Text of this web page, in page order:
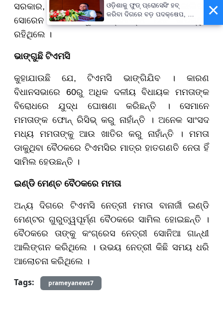
ସରକାର, ପ୍ରସୁନ ବାନାର୍ଜୀ, ଜଗଦୀଶ ବସୁନିୟା, କାଲିପଦ
ସୋରେନ ଏବଂ ଅରୁପ ଚକ୍ରବର୍ତ୍ତୀ ଆଦି ଉପସ୍ଥିତ
ରହିଥିଲେ ।
ଭାଙ୍ଗୁଛି ଟିଏମସି
କୁହାଯାଉଛି ଯେ, ଟିଏମସି ଭାଙ୍ଗିଯିବ । କାରଣ
ବିଧାନସଭାରେ 60ରୁ ଅଧିକ ଦଳୀୟ ବିଧାୟକ ମମତାଙ୍କ
ବିରୋଧରେ ଯୁଦ୍ଧ ଘୋଷଣା କରିଛନ୍ତି । ସେମାନେ
ମମତାଙ୍କ ଫୋନ୍ ରିସିଭ୍ କରୁ ନାହାଁନ୍ତି । ଅନେକ ସାଂସଦ
ମଧ୍ୟ ମମତାଙ୍କୁ ଆଉ ଖାତିର କରୁ ନାହାଁନ୍ତି । ମମତା
ଡାକୁଥିବା ବୈଠକରେ ଟିଏମସିର ମାତ୍ର ହାତଗଣତି ନେତା ହିଁ
ସାମିଲ ହେଉଛନ୍ତି ।
ଇଣ୍ଡି ମେଣ୍ଚ ବୈଠକରେ ମମତା
ଅନ୍ୟ ଦିଗରେ ଟିଏମସି ନେତ୍ରୀ ମମତା ବାନାର୍ଜୀ ଇଣ୍ଡି
ମେଣ୍ଟର ଗୁରୁତ୍ୱପୂର୍ମ୍ଣ ବୈଠକରେ ସାମିଲ ହୋଇଛନ୍ତି ।
ବୈଠକରେ ତାଙ୍କୁ କଂଗ୍ରେସ ନେତ୍ରୀ ସୋନିଆ ଗାନ୍ଧୀ
ଆଲିଙ୍ଗନ କରିଥିଲେ । ଉଭୟ ନେତ୍ରୀ କିଛି ସମୟ ଧରି
ଆଲୋଚନା କରିଥିଲେ ।
Tags: prameyanews7
×
ଓଡ଼ିଶାକୁ ଫୁଡ୍ ପ୍ରୋସେସିଂ ହବ୍
କରିବା ଦିଗରେ ବଡ଼ ପଦକ୍ଷେପ, ୪୨
ହଜାରରୁ ଅଧିକ ନିଯୁକ୍ତି ସୁଯୋଗ